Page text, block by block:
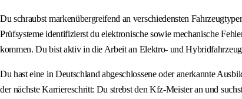
Du schraubst markenübergreifend an verschiedensten
Prüfsysteme identifizierst du elektronische sowie mechanische
kommen. Du bist aktiv in die Arbeit an Elektro- und
Du hast eine in Deutschland abgeschlossene oder anerkannte
der nächste Karriereschritt: Du strebst den Kfz-Meister an und